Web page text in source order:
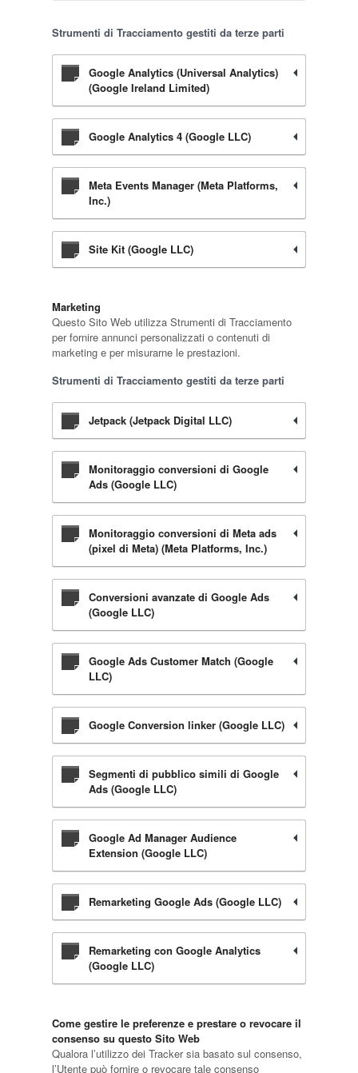
Strumenti di Tracciamento gestiti da terze parti
Google Analytics (Universal Analytics)
(Google Ireland Limited)
Google Analytics 4 (Google LLC)
Meta Events Manager (Meta Platforms,
Inc.)
Site Kit (Google LLC)
Marketing
Questo Sito Web utilizza Strumenti di Tracciamento
per fornire annunci personalizzati o contenuti di
marketing e per misurarne le prestazioni.
Strumenti di Tracciamento gestiti da terze parti
Jetpack (Jetpack Digital LLC)
Monitoraggio conversioni di Google
Ads (Google LLC)
Monitoraggio conversioni di Meta ads
(pixel di Meta) (Meta Platforms, Inc.)
Conversioni avanzate di Google Ads
(Google LLC)
Google Ads Customer Match (Google
LLC)
Google Conversion linker (Google LLC)
Segmenti di pubblico simili di Google
Ads (Google LLC)
Google Ad Manager Audience
Extension (Google LLC)
Remarketing Google Ads (Google LLC)
Remarketing con Google Analytics
(Google LLC)
Come gestire le preferenze e prestare o revocare il
consenso su questo Sito Web
Qualora l’utilizzo dei Tracker sia basato sul consenso,
l’Utente può fornire o revocare tale consenso